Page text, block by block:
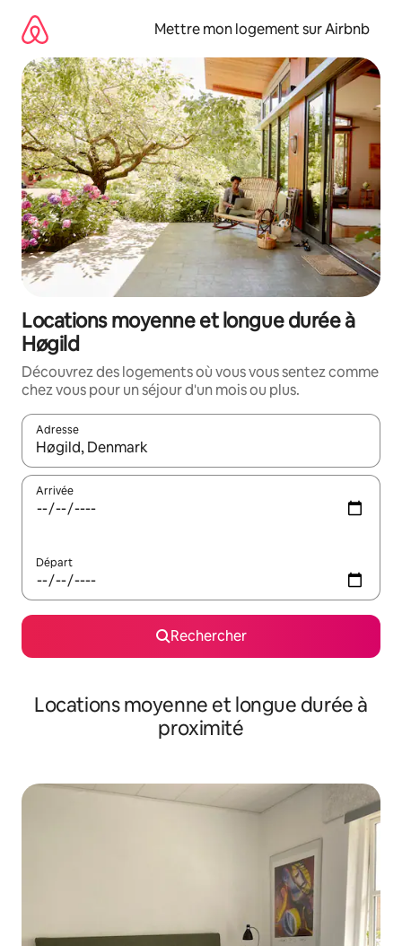
directement
contenu
Mettre mon logement sur Airbnb
Locations moyenne et longue durée à
Høgild
Découvrez des logements où vous vous sentez comme
chez vous pour un séjour d'un mois ou plus.
Adresse
Lorsque les résultats s'affichent, utilisez les flèches vers le
Arrivée
Départ
Rechercher
Locations moyenne et longue durée à
proximité